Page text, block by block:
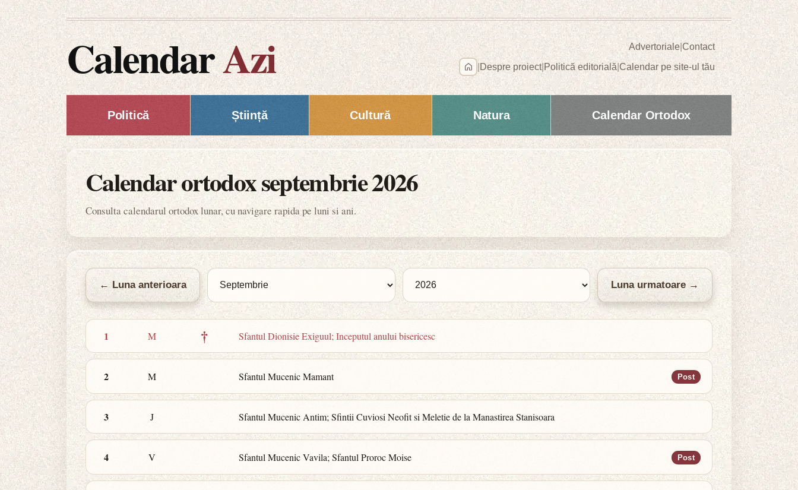
CalendarAzi Advertoriale|Contact
Despre proiect| Politică editorială|Calendar pe site-ul tău
Politică Știință Cultură Natura Calendar Ortodox
Calendar ortodox septembrie 2026
Consulta calendarul ortodox lunar, cu navigare rapida pe luni si ani.
← Luna anterioara Luna urmatoare →
1 M † Sfantul Dionisie Exiguul; Inceputul anului bisericesc
2 M Sfantul Mucenic Mamant Post
3 J Sfantul Mucenic Antim; Sfintii Cuviosi Neofit si Meletie de la Manastirea Stanisoara
4 V Sfantul Mucenic Vavila; Sfantul Proroc Moise Post